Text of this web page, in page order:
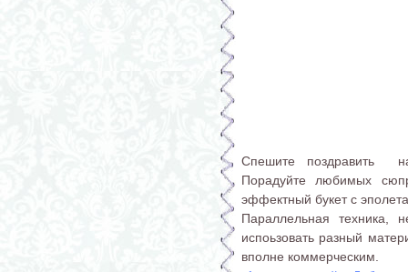
Спешите поздравить
Порадуйте любимых
эффектный букет с
Параллельная техника,
испоьзовать разный
вполне коммерческим.